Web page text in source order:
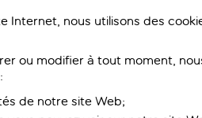
nous utilisons des
ou modifier à tout moment,
de notre site Web;